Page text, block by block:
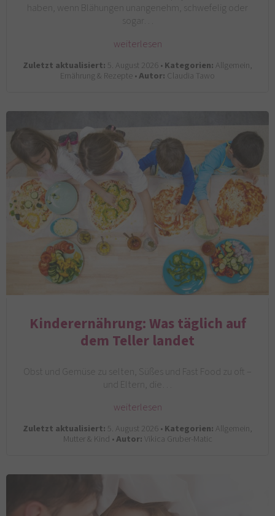
haben, wenn Blähungen unangenehm, schwefelig oder
sogar…
weiterlesen
Zuletzt aktualisiert: 5. August 2026 •Kategorien: Allgemein,
Ernährung & Rezepte •Autor: Claudia Tawo
Kinderernährung: Was täglich auf
dem Teller landet
Obst und Gemüse zu selten, Süßes und Fast Food zu oft –
und Eltern, die…
weiterlesen
Zuletzt aktualisiert: 5. August 2026 •Kategorien: Allgemein,
Mutter & Kind •Autor:Vikica Gruber-Matic